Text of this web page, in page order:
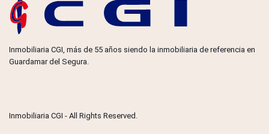
Inmobiliaria CGI, más de 55 años siendo la inmobiliaria de referencia en
Guardamar del Segura.
Inmobiliaria CGI - All Rights Reserved.